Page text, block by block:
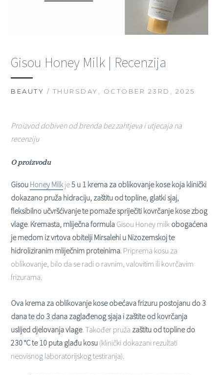
Gisou Honey Milk | Recenzija
BEAUTY / THURSDAY, OCTOBER 23RD, 2025
Proizvod dobiven od brenda bez zahtjeva i utjecaja na
recenziju
O proizvodu
Gisou Honey Milkje5 u 1 krema za oblikovanje kose koja klinički
dokazano pruža hidraciju, zaštitu od topline, glatki sjaj,
fleksibilno učvršćivanje te pomaže spriječiti kovrčanje kose zbog
vlage. Kremasta, mliječna formula Gisou Honey milk obogaćena
je medom iz vrtova obitelji Mirsalehi u Nizozemskoj te
hidroliziranim mliječnim proteinima. Priprema kosu za
oblikovanje, bilo da se radi o ravnim, valovitim ili kovrčavim
frizurama.
Ova krema za oblikovanje kose obećava frizuru postojanu do 3
dana te do 3 dana zaglađenog sjaja i zaštite od kovrčanja
uslijed djelovanja vlage. Također pruža zaštitu od topline do
230 °C te 10 puta glađu kosu (klinički dokazani rezultati
neovisnog laboratorijskog testiranja).